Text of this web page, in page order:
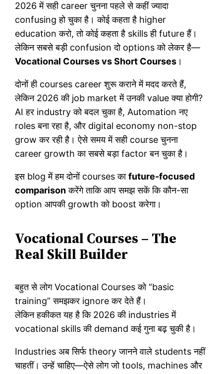
2026 में सही career चुनना पहले से कहीं ज्यादा
confusing हो चुका है। कोई कहता है higher
education करो, तो कोई कहता है skills ही future हैं।
लेकिन सबसे बड़ी confusion दो options को लेकर है—
Vocational Courses vs Short Courses ।
दोनों ही courses career शुरू कराने में मदद करते हैं,
लेकिन 2026 की job market में उनकी value क्या होगी?
AI हर industry को बदल चुका है, Automation नए
roles बना रहा है, और digital economy non-stop
grow कर रही है। ऐसे समय में सही course चुनना
career growth का सबसे बड़ा factor बन चुका है।
इस blog में हम दोनों courses काfuture-focused
comparisonकरेंगे ताकि आप समझ सकें कि कौन-सा
option आपकी growth को boost करेगा।
Vocational Courses – The
Real Skill Builder
बहुत से लोग Vocational Courses को “basic
training” समझकर ignore कर देते हैं।
लेकिन हकीकत यह है कि 2026 की industries में
vocational skills की demand कई गुना बढ़ चुकी है।
Industries अब सिर्फ theory जानने वाले students नहीं
चाहतीं। उन्हें चाहिए—ऐसे लोग जो tools, machines और